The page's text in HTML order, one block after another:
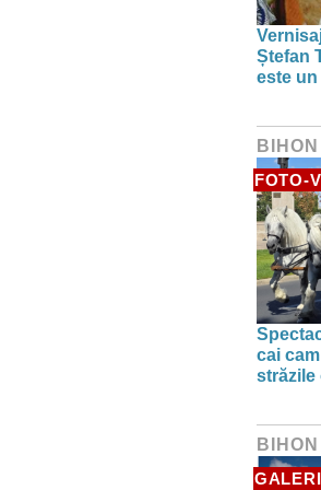
Ștefan
este
FOTO-
cai
străzile